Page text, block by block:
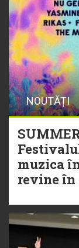
NOUTĂȚI
muzica
revine în